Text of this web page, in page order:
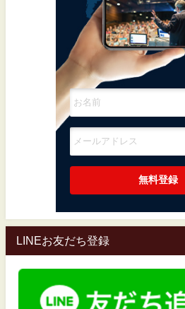
LINEお友だち登録